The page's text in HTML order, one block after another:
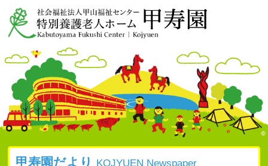
甲寿園だより KOJYUEN Newspaper